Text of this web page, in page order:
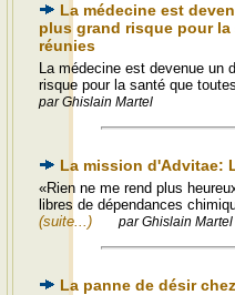
La médecine est
plus grand risque pour
réunies
La médecine est devenue un
risque pour la santé que
par Ghislain Martel
La mission d'Advitae:
«Rien ne me rend plus
libres de dépendances
(suite...)
par Ghislain Martel
La panne de désir